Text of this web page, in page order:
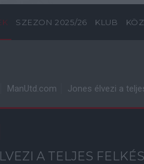
SZEZON 2025/26 KLUB
ManUtd.com Jones élvezi a
A TELJES